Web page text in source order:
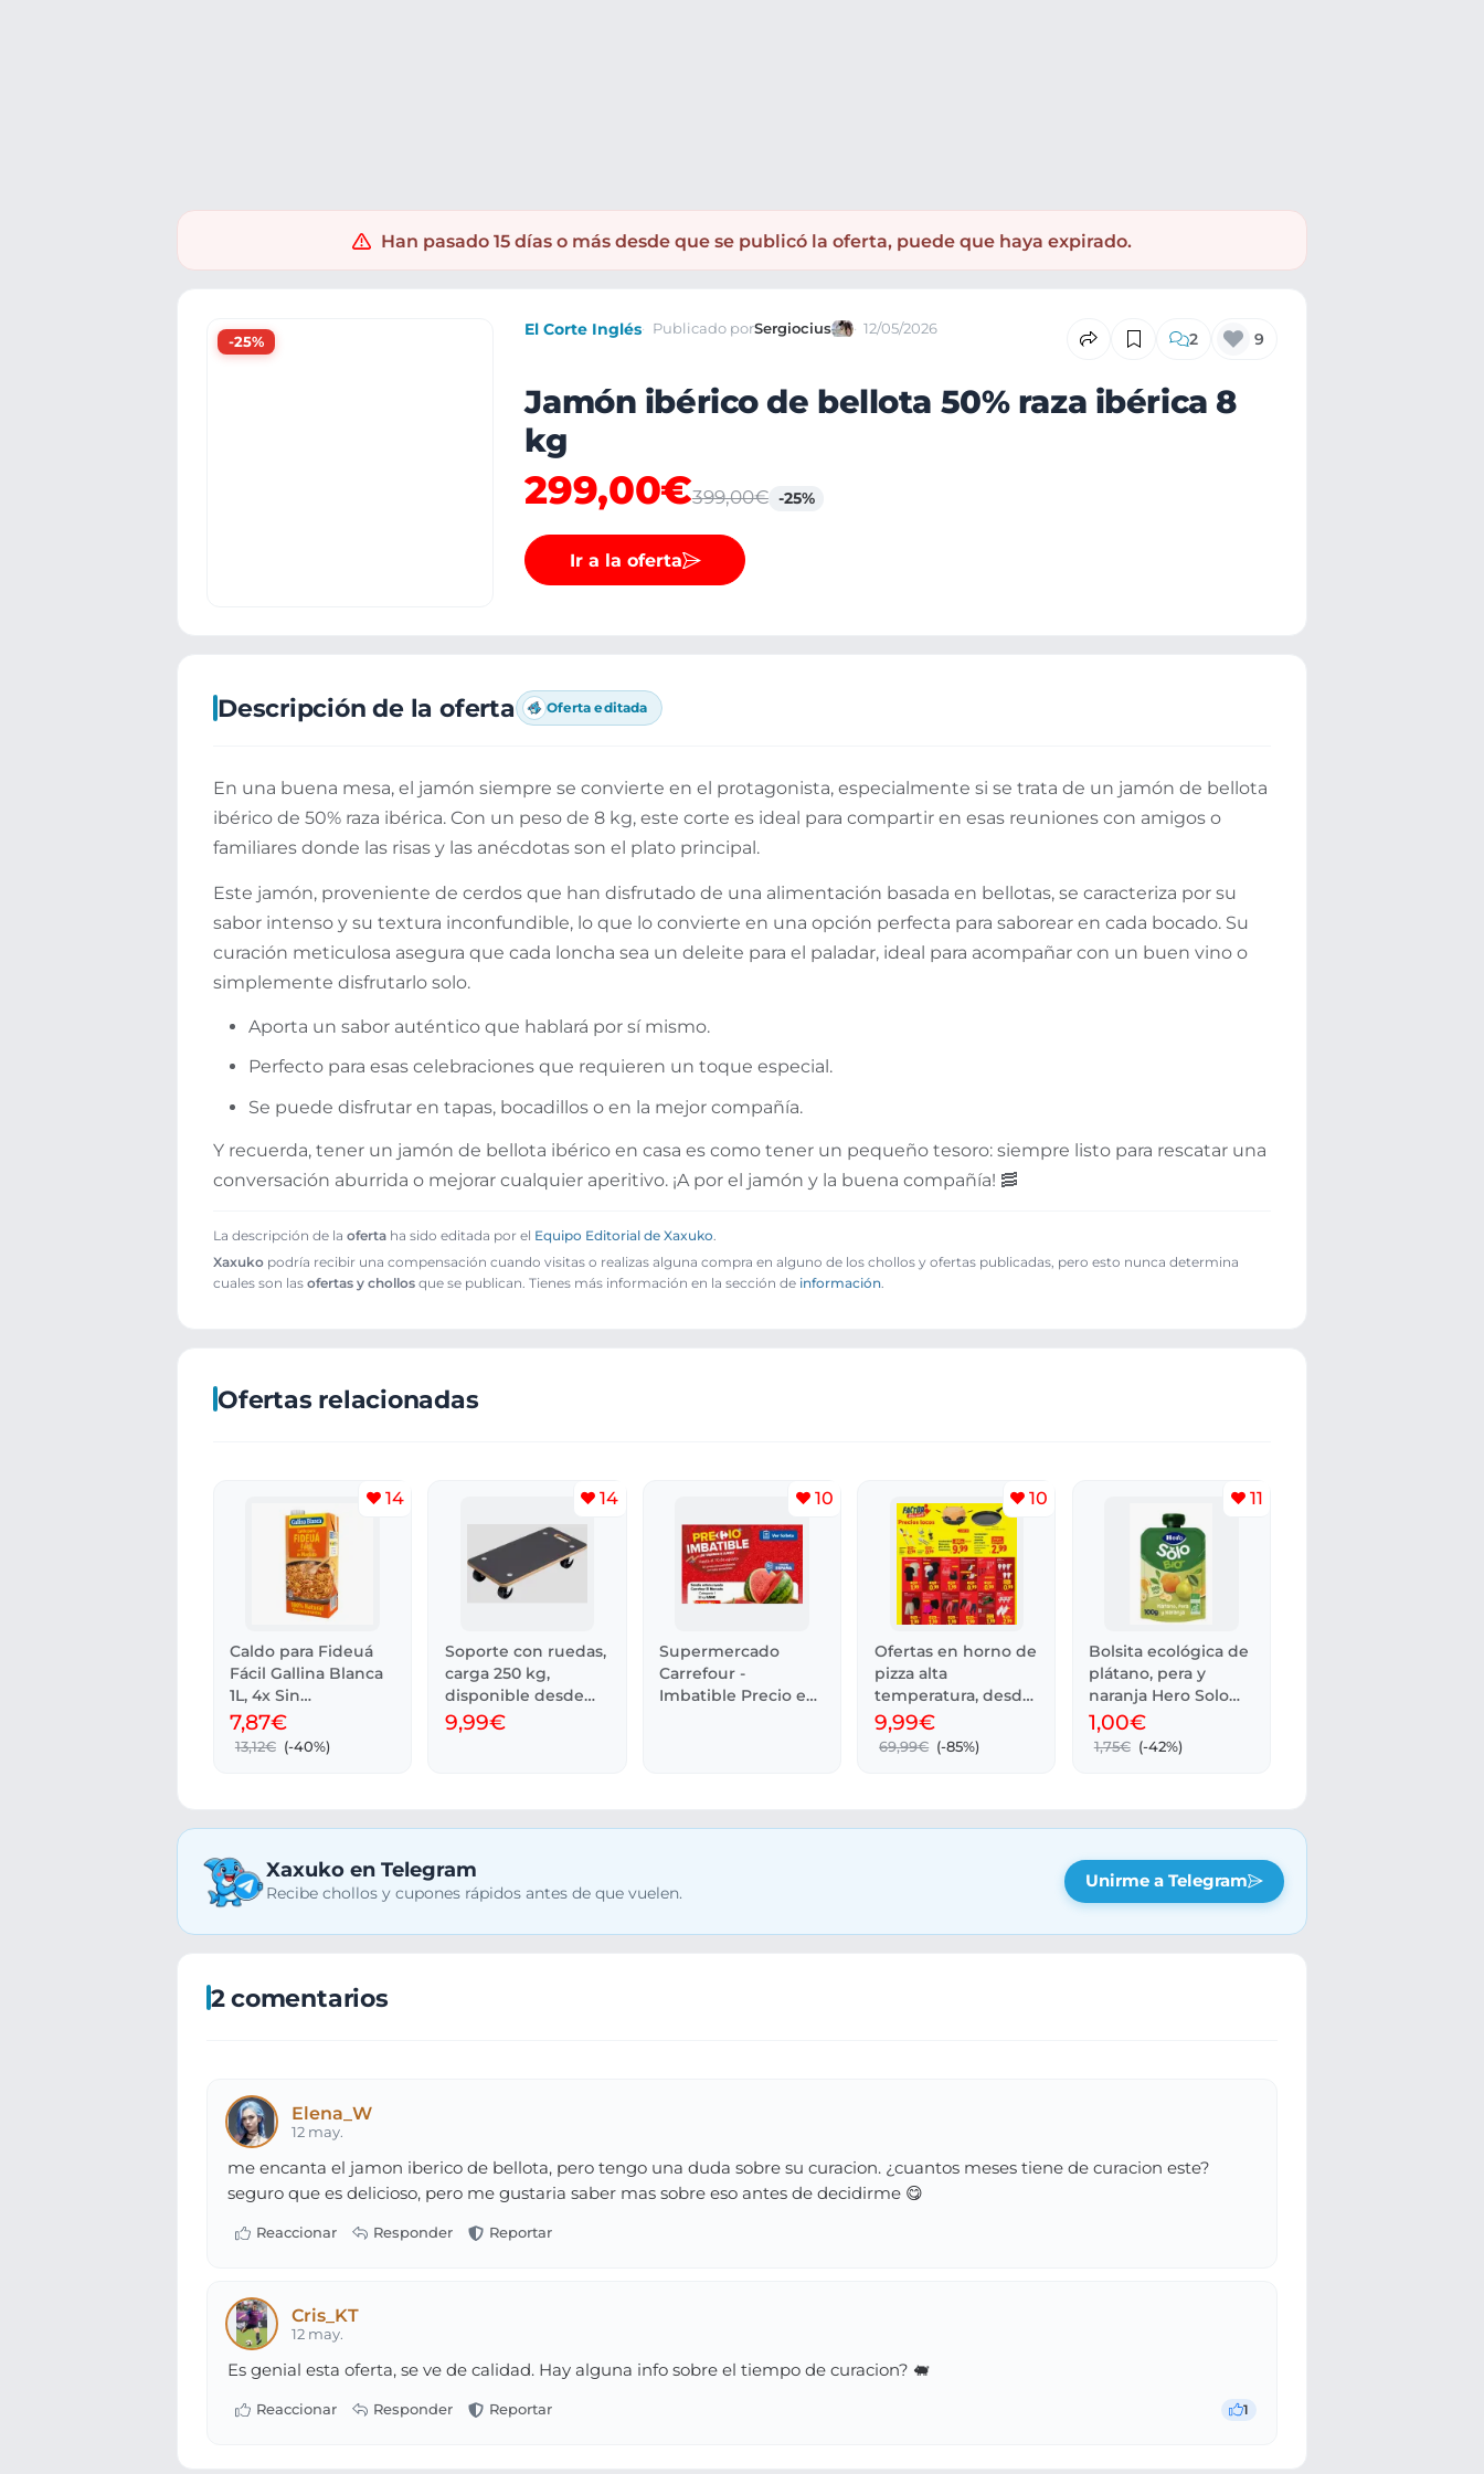
Han pasado 15 días o más desde que se publicó la oferta, puede que haya expirado.
-25%
El Corte Inglés Publicado porSergiocius 12/05/2026 2 9
Jamón ibérico de bellota 50% raza ibérica 8
kg
299,00€399,00€ -25%
Ir a la oferta
Descripción de la oferta Oferta editada
En una buena mesa, el jamón siempre se convierte en el protagonista, especialmente si se trata de un jamón de bellota
ibérico de 50% raza ibérica. Con un peso de 8 kg, este corte es ideal para compartir en esas reuniones con amigos o
familiares donde las risas y las anécdotas son el plato principal.
Este jamón, proveniente de cerdos que han disfrutado de una alimentación basada en bellotas, se caracteriza por su
sabor intenso y su textura inconfundible, lo que lo convierte en una opción perfecta para saborear en cada bocado. Su
curación meticulosa asegura que cada loncha sea un deleite para el paladar, ideal para acompañar con un buen vino o
simplemente disfrutarlo solo.
Aporta un sabor auténtico que hablará por sí mismo.
Perfecto para esas celebraciones que requieren un toque especial.
Se puede disfrutar en tapas, bocadillos o en la mejor compañía.
Y recuerda, tener un jamón de bellota ibérico en casa es como tener un pequeño tesoro: siempre listo para rescatar una
conversación aburrida o mejorar cualquier aperitivo. ¡A por el jamón y la buena compañía! 🥓
La descripción de la oferta ha sido editada por el Equipo Editorial de Xaxuko
Xaxuko podría recibir una compensación cuando visitas o realizas alguna compra en alguno de los chollos y ofertas publicadas, pero esto nunca determina
cuales son las ofertas y chollos que se publican. Tienes más información en la sección de información
Ofertas relacionadas
14
Caldo para Fideuá
Fácil Gallina Blanca
1L, 4x Sin
conservantes
7,87€
13,12€ (-40%)
14
Soporte con ruedas,
carga 250 kg,
disponible desde
día 8.
9,99€
10
Supermercado
Carrefour -
Imbatible Precio en
10
Ofertas en horno de
pizza alta
temperatura, desde
0.99€ LIDL
9,99€
69,99€ (-85%)
11
Bolsita ecológica de
plátano, pera y
naranja Hero Solo
100 g
1,00€
1,75€ (-42%)
Xaxuko en Telegram
Recibe chollos y cupones rápidos antes de que vuelen.
Unirme a Telegram
2 comentarios
Elena_W
12 may.
me encanta el jamon iberico de bellota, pero tengo una duda sobre su curacion. ¿cuantos meses tiene de curacion este?
seguro que es delicioso, pero me gustaria saber mas sobre eso antes de decidirme 😋
Cris_KT
12 may.
Es genial esta oferta, se ve de calidad. Hay alguna info sobre el tiempo de curacion? 🐖
1